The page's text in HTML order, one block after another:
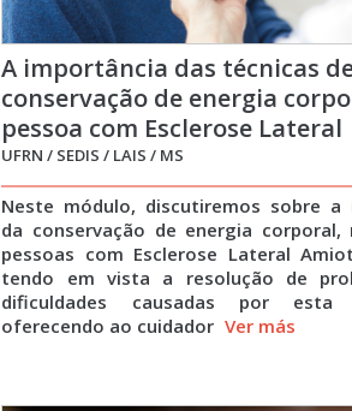
A importância das técnicas
conservação de energia
pessoa com Esclerose Lateral
Amiotrófica: uma contribuição
Terapia Ocupacional
UFRN / SEDIS / LAIS / MS
Neste módulo, discutiremos sobre a
da conservação de energia corporal,
pessoas com Esclerose Lateral
tendo em vista a resolução de
dificuldades causadas por
oferecendo ao cuidador Ver más